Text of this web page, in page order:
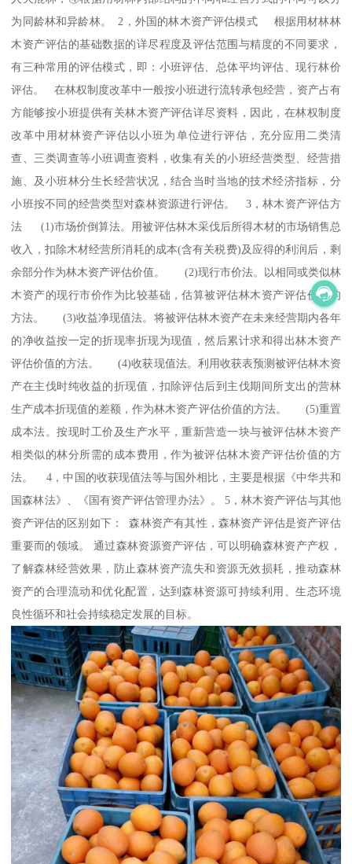
为同龄林和异龄林。 2，外国的林木资产评估模式 根据用材林林
木资产评估的基础数据的详尽程度及评估范围与精度的不同要求，
有三种常用的评估模式，即：小班评估、总体平均评估、现行林价
评估。 在林权制度改革中一般按小班进行流转承包经营，资产占有
方能够按小班提供有关林木资产评估详尽资料，因此，在林权制度
改革中用材林资产评估以小班为单位进行评估，充分应用二类清
查、三类调查等小班调查资料，收集有关的小班经营类型、经营措
施、及小班林分生长经营状况，结合当时当地的技术经济指标，分
小班按不同的经营类型对森林资源进行评估。 3，林木资产评估方
法 (1)市场价倒算法。用被评估林木采伐后所得木材的市场销售总
收入，扣除木材经营所消耗的成本(含有关税费)及应得的利润后，剩
余部分作为林木资产评估价值。 (2)现行市价法。以相同或类似林
木资产的现行市价作为比较基础，估算被评估林木资产评估价值的
方法。 (3)收益净现值法。将被评估林木资产在未来经营期内各年
的净收益按一定的折现率折现为现值，然后累计求和得出林木资产
评估价值的方法。 (4)收获现值法。利用收获表预测被评估林木资
产在主伐时纯收益的折现值，扣除评估后到主伐期间所支出的营林
生产成本折现值的差额，作为林木资产评估价值的方法。 (5)重置
成本法。按现时工价及生产水平，重新营造一块与被评估林木资产
相类似的林分所需的成本费用，作为被评估林木资产评估价值的方
法。 4，中国的收获现值法等与国外相比，主要是根据《中华共和
国森林法》、《国有资产评估管理办法》。 5，林木资产评估与其他
资产评估的区别如下： 森林资产有其性，森林资产评估是资产评估
重要而的领域。 通过森林资源资产评估，可以明确森林资产产权，
了解森林经营效果，防止森林资产流失和资源无效损耗，推动森林
资产的合理流动和优化配置，达到森林资源可持续利用、生态环境
良性循环和社会持续稳定发展的目标。